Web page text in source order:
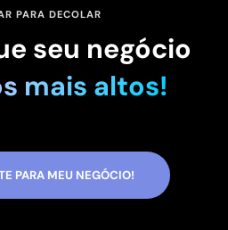
PARA DECOLAR
seu negócio
mais altos!
PARA MEU NEGÓCIO!